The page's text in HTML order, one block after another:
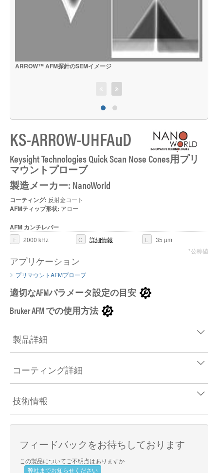
ARROW™ AFM探針のSEMイメージ
KS-ARROW-UHFAuD
Keysight Technologies Quick Scan Nose Cones用プリ
マウントプローブ
製造メーカー: NanoWorld
コーティング: 反射金コート
AFMティップ形状: アロー
AFM カンチレバー
F 2000 kHz C 詳細情報 L
35 µm
*公称値
アプリケーション
プリマウントAFMプローブ
適切なAFMパラメータ設定の目安
Bruker AFM での使用方法
製品詳細
コーティング詳細
技術情報
フィードバックをお待ちしております
この製品についてご不明点はありますか
弊社までお知らせください